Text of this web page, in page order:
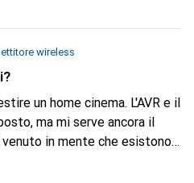
e solo una di esse
il beamer Acer possa far
porta HDMI all'altra. Non ho
lo sa? In alternativa,
beamer tramite cavo HDMI.
merito? Infine, ma non
il segnale audio Dolby
Preferibilmente in modalità
wireless
ma mi serve ancora il
in mente che esistono